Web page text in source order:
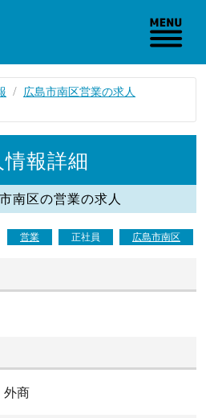
広島市南区営業の求人
報詳細
南区の営業の求人
営業 正社員 広島市南区
外商